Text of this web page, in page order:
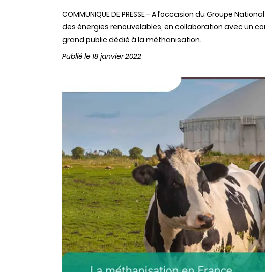
COMMUNIQUE DE PRESSE - A l’occasion du Groupe
des énergies renouvelables, en collaboration avec un
grand public dédié à la méthanisation.
Publié le 18 janvier 2022